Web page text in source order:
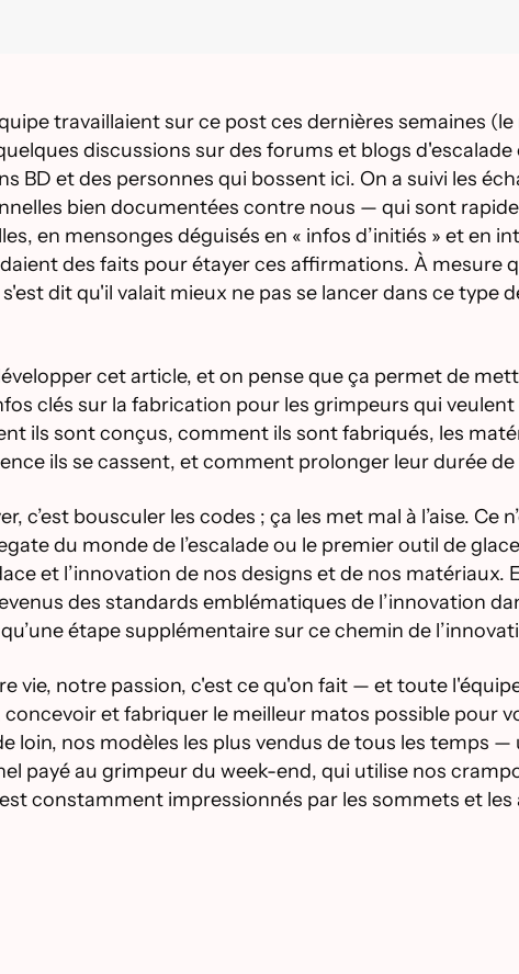
travaillaient sur ce post ces dernières semaines
discussions sur des forums et blogs
BD et des personnes qui bossent ici. On a suivi les
bien documentées contre nous — qui sont
en mensonges déguisés en « infos d’initiés » et en
des faits pour étayer ces affirmations. À mesure
dit qu'il valait mieux ne pas se lancer dans ce type
cet article, et on pense que ça permet de
clés sur la fabrication pour les grimpeurs qui
ils sont conçus, comment ils sont fabriqués, les
ils se cassent, et comment prolonger leur durée de
bousculer les codes ; ça les met mal à l’aise. Ce
du monde de l’escalade ou le premier outil de
et l’innovation de nos designs et de nos matériaux.
des standards emblématiques de l’innovation
étape supplémentaire sur ce chemin de
vie, notre passion, c'est ce qu'on fait — et toute
et fabriquer le meilleur matos possible pour
loin, nos modèles les plus vendus de tous les temps
payé au grimpeur du week-end, qui utilise nos
constamment impressionnés par les sommets et les